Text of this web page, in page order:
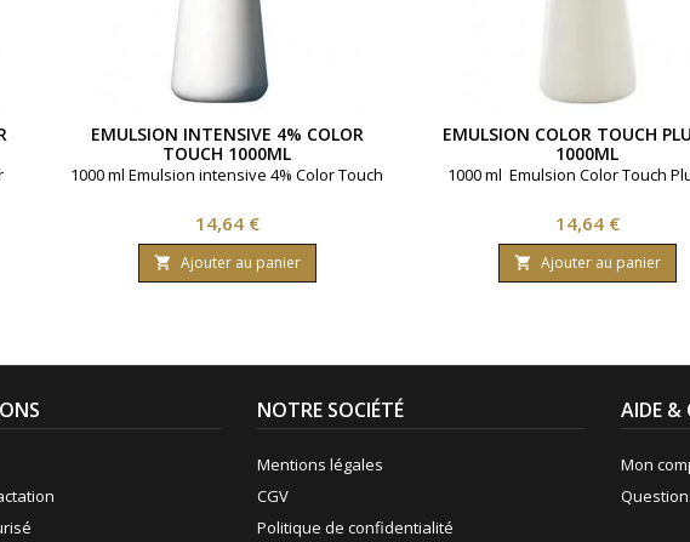
EMULSION INTENSIVE 4% COLOR
TOUCH 1000ML
1000 ml Emulsion intensive 4% Color Touch
Prix
14,64 €
 Ajouter au panier
EMULSION COLOR TOUCH
1000ML
1000 ml Emulsion Color Touch
Prix
14,64 €
 Ajouter au panier
NOTRE SOCIÉTÉ
Mentions légales
CGV
Politique de confidentialité
AIDE &
Mon